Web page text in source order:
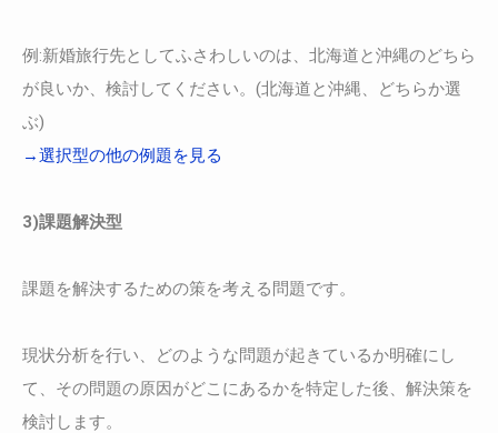
例:新婚旅行先としてふさわしいのは、北海道と沖縄のどちら
が良いか、検討してください。(北海道と沖縄、どちらか選
ぶ)
→選択型の他の例題を見る
3)課題解決型
課題を解決するための策を考える問題です。
現状分析を行い、どのような問題が起きているか明確にし
て、その問題の原因がどこにあるかを特定した後、解決策を
検討します。